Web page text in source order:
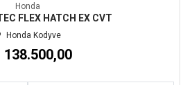
Honda
FLEX HATCH EX CVT
Honda Kodyve
138.500,00